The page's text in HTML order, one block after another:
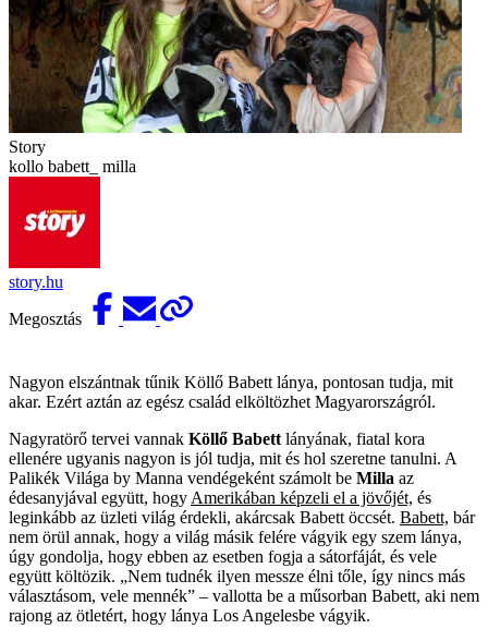
Story
kollo babett_ milla
story.hu
Megosztás
Nagyon elszántnak tűnik Köllő Babett lánya, pontosan tudja, mit
akar. Ezért aztán az egész család elköltözhet Magyarországról.
Nagyratörő tervei vannak Köllő Babett lányának, fiatal kora
ellenére ugyanis nagyon is jól tudja, mit és hol szeretne tanulni. A
Palikék Világa by Manna vendégeként számolt be Milla az
édesanyjával együtt, hogy Amerikában képzeli el a jövőjét, és
leginkább az üzleti világ érdekli, akárcsak Babett öccsét. Babett, bár
nem örül annak, hogy a világ másik felére vágyik egy szem lánya,
úgy gondolja, hogy ebben az esetben fogja a sátorfáját, és vele
együtt költözik. „Nem tudnék ilyen messze élni tőle, így nincs más
választásom, vele mennék” – vallotta be a műsorban Babett, aki nem
rajong az ötletért, hogy lánya Los Angelesbe vágyik.